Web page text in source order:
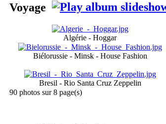
Voyage
Algérie - Hoggar
Biélorussie - Minsk - House Fashion
Bresil - Rio Santa Cruz Zeppelin
90 photos sur 8 page(s)